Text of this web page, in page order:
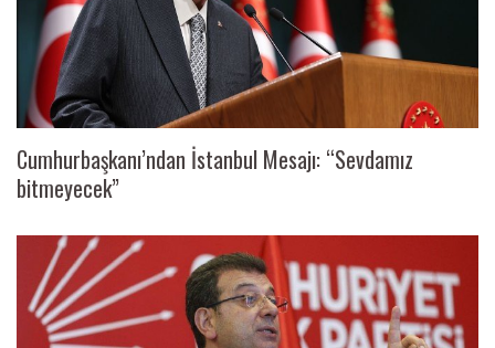
Cumhurbaşkanı’ndan İstanbul Mesajı: “Sevdamız
bitmeyecek”